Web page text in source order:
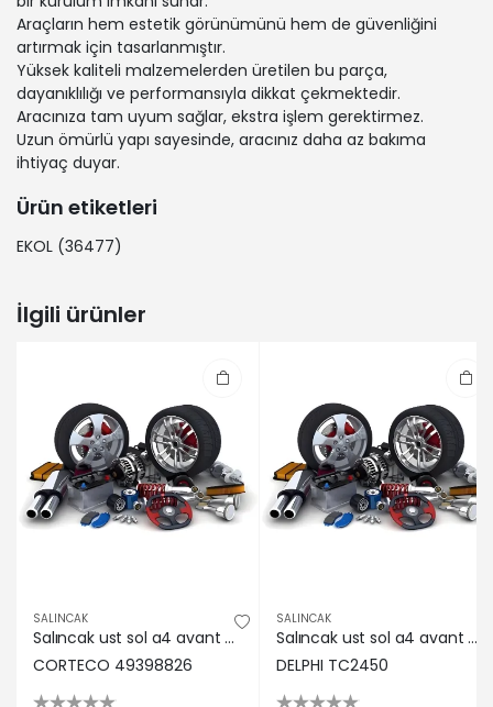
Araçların hem estetik görünümünü hem de güvenliğini
artırmak için tasarlanmıştır.
Yüksek kaliteli malzemelerden üretilen bu parça,
dayanıklılığı ve performansıyla dikkat çekmektedir.
Aracınıza tam uyum sağlar, ekstra işlem gerektirmez.
Uzun ömürlü yapı sayesinde, aracınız daha az bakıma
ihtiyaç duyar.
Ürün etiketleri
EKOL (36477)
İlgili ürünler
SALINCAK
Salıncak ust sol a4 avant quattro 08>15 a5 08>16 q5 09>17 Corteco 8K0407505A/ 8K0407505F/ 8K0407505N
CORTECO 49398826
SALINCAK
Salıncak ust sol a4 avant quattro 08>15 a5 08>16 q5 09>17 Delphı 8K0407505A/ 8K0407505F/ 8K0407505N
DELPHI TC2450